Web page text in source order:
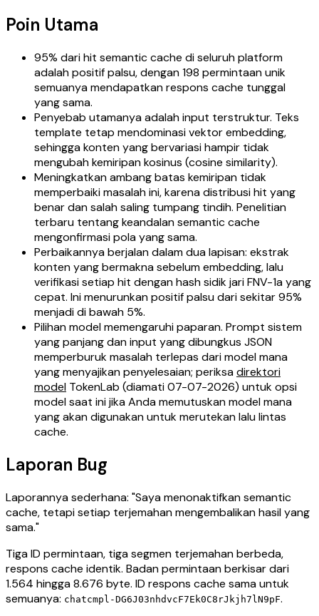
Poin Utama
95% dari hit semantic cache di seluruh platform
adalah positif palsu, dengan 198 permintaan unik
semuanya mendapatkan respons cache tunggal
yang sama.
Penyebab utamanya adalah input terstruktur. Teks
template tetap mendominasi vektor embedding,
sehingga konten yang bervariasi hampir tidak
mengubah kemiripan kosinus (cosine similarity).
Meningkatkan ambang batas kemiripan tidak
memperbaiki masalah ini, karena distribusi hit yang
benar dan salah saling tumpang tindih. Penelitian
terbaru tentang keandalan semantic cache
mengonfirmasi pola yang sama.
Perbaikannya berjalan dalam dua lapisan: ekstrak
konten yang bermakna sebelum embedding, lalu
verifikasi setiap hit dengan hash sidik jari FNV-1a yang
cepat. Ini menurunkan positif palsu dari sekitar 95%
menjadi di bawah 5%.
Pilihan model memengaruhi paparan. Prompt sistem
yang panjang dan input yang dibungkus JSON
memperburuk masalah terlepas dari model mana
yang menyajikan penyelesaian; periksadirektori
model TokenLab (diamati 07-07-2026) untuk opsi
model saat ini jika Anda memutuskan model mana
yang akan digunakan untuk merutekan lalu lintas
cache.
Laporan Bug
Laporannya sederhana: "Saya menonaktifkan semantic
cache, tetapi setiap terjemahan mengembalikan hasil yang
sama."
Tiga ID permintaan, tiga segmen terjemahan berbeda,
respons cache identik. Badan permintaan berkisar dari
1.564 hingga 8.676 byte. ID respons cache sama untuk
semuanya: chatcmpl-DG6J03nhdvcF7Ek0C8rJkjh7lN9pF.